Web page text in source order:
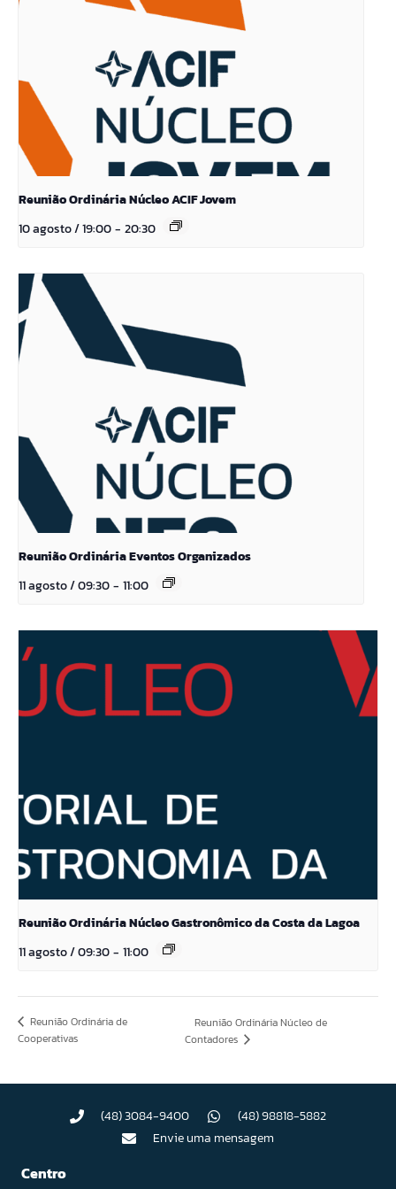
Reunião Ordinária Núcleo ACIF Jovem
10 agosto / 19:00- 20:30
Reunião Ordinária Eventos Organizados
11 agosto / 09:30- 11:00
Reunião Ordinária Núcleo Gastronômico da Costa da Lagoa
11 agosto / 09:30- 11:00
Reunião Ordinária de
Cooperativas
Reunião Ordinária Núcleo de
Contadores
(48) 3084-9400
(48) 98818-5882
Envie uma mensagem
Centro